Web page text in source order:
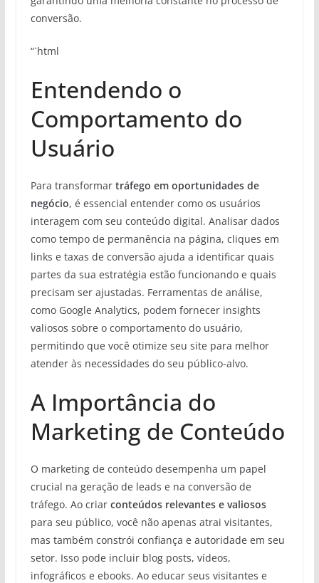
conversão.
“`html
Entendendo o
Comportamento do
Usuário
Para transformar tráfego em oportunidades de
negócio, é essencial entender como os usuários
interagem com seu conteúdo digital. Analisar dados
como tempo de permanência na página, cliques em
links e taxas de conversão ajuda a identificar quais
partes da sua estratégia estão funcionando e quais
precisam ser ajustadas. Ferramentas de análise,
como Google Analytics, podem fornecer insights
valiosos sobre o comportamento do usuário,
permitindo que você otimize seu site para melhor
atender às necessidades do seu público-alvo.
A Importância do
Marketing de Conteúdo
O marketing de conteúdo desempenha um papel
crucial na geração de leads e na conversão de
tráfego. Ao criar conteúdos relevantes e valiosos
para seu público, você não apenas atrai visitantes,
mas também constrói confiança e autoridade em seu
setor. Isso pode incluir blog posts, vídeos,
infográficos e ebooks. Ao educar seus visitantes e